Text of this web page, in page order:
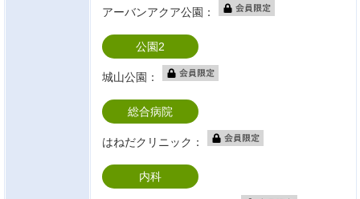
アーバンアクア公園：
公園2
城山公園：
総合病院
はねだクリニック：
内科